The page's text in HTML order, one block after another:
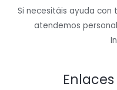
Si necesitáis ayuda con
atendemos